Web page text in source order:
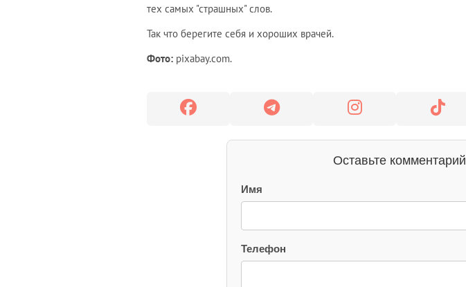
тех самых "страшных" слов.
Так что берегите себя и хороших врачей.
Фото: pixabay.com.
Оставьте комментарий
Имя
Телефон